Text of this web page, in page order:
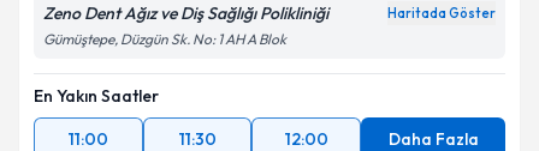
Zeno Dent Ağız ve Diş Sağlığı Polikliniği Haritada Göster
Gümüştepe, Düzgün Sk. No: 1 AH A Blok
En Yakın Saatler
11:00
11:30 12:00 Daha Fazla